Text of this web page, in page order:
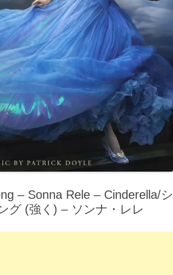
– Sonna Rele – Cinderella/シ
グ (強く) – ソンナ・レレ